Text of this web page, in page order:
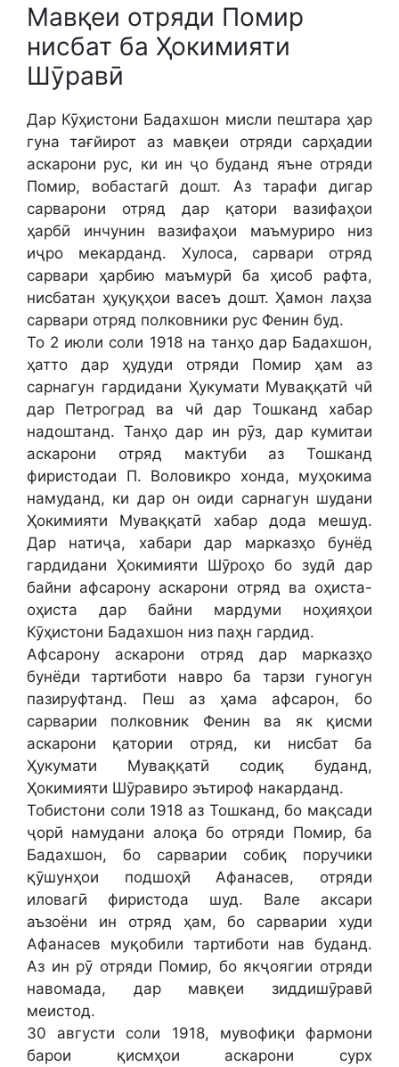
Мавқеи отряди Помир
нисбат ба Ҳокимияти
Шӯравӣ
Дар Кӯҳистони Бадахшон мисли пештара ҳар
гуна тағйирот аз мавқеи отряди сарҳадии
аскарони рус, ки ин ҷо буданд яъне отряди
Помир, вобастагӣ дошт. Аз тарафи дигар
сарварони отряд дар қатори вазифаҳои
ҳарбӣ инчунин вазифаҳои маъмуриро низ
иҷро мекарданд. Хулоса, сарвари отряд
сарвари ҳарбию маъмурӣ ба ҳисоб рафта,
нисбатан ҳуқуқҳои васеъ дошт. Ҳамон лаҳза
сарвари отряд полковники рус Фенин буд.
То 2 июли соли 1918 на танҳо дар Бадахшон,
ҳатто дар ҳудуди отряди Помир ҳам аз
сарнагун гардидани Ҳукумати Муваққатӣ чӣ
дар Петроград ва чӣ дар Тошканд хабар
надоштанд. Танҳо дар ин рӯз, дар кумитаи
аскарони отряд мактуби аз Тошканд
фиристодаи П. Воловикро хонда, муҳокима
намуданд, ки дар он оиди сарнагун шудани
Ҳокимияти Муваққатӣ хабар дода мешуд.
Дар натиҷа, хабари дар марказҳо бунёд
гардидани Ҳокимияти Шӯроҳо бо зудӣ дар
байни афсарону аскарони отряд ва оҳиста-
оҳиста дар байни мардуми ноҳияҳои
Кӯҳистони Бадахшон низ паҳн гардид.
Афсарону аскарони отряд дар марказҳо
бунёди тартиботи навро ба тарзи гуногун
пазируфтанд. Пеш аз ҳама афсарон, бо
сарварии полковник Фенин ва як қисми
аскарони қатории отряд, ки нисбат ба
Ҳукумати Муваққатӣ содиқ буданд,
Ҳокимияти Шӯравиро эътироф накарданд.
Тобистони соли 1918 аз Тошканд, бо мақсади
ҷорӣ намудани алоқа бо отряди Помир, ба
Бадахшон, бо сарварии собиқ поручики
қӯшунҳои подшоҳӣ Афанасев, отряди
иловагӣ фиристода шуд. Вале аксари
аъзоёни ин отряд ҳам, бо сарварии худи
Афанасев муқобили тартиботи нав буданд.
Аз ин рӯ отряди Помир, бо якҷоягии отряди
навомада, дар мавқеи зиддишӯравӣ
меистод.
30 августи соли 1918, мувофиқи фармони
барои қисмҳои аскарони сурх